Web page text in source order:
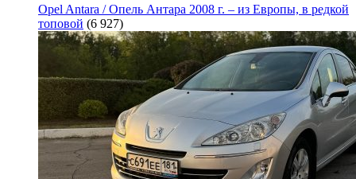
Opel Antara / Опель Антара 2008 г. – из Европы, в редкой
топовой (6 927)